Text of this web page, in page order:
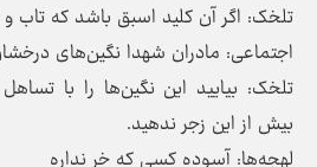
تلخک: اگر آن کلید اسبق باشد که تاب
اجتماعی: مادران شهدا نگین‌های
تلخک: بیایید این نگین‌ها را با
بیش از این زجر ندهید.